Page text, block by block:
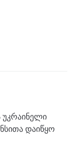
უკრაინელი
დაიწყო